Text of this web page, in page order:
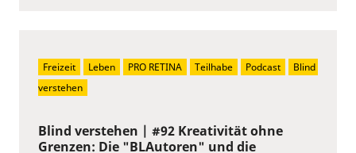
Blind verstehen | #92 Kreativität ohne
Grenzen: Die "BLAutoren" und die
Freizeit Leben PRO RETINA Teilhabe Podcast
Blind
verstehen